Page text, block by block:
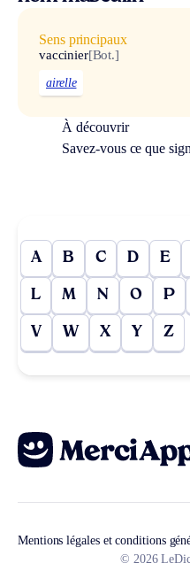
Sens principaux
vaccinier[Bot.]
airelle
À découvrir
Savez-vous ce que
A B C D E
L M N O P
V W X Y Z
Mentions légales et conditions
© 2026